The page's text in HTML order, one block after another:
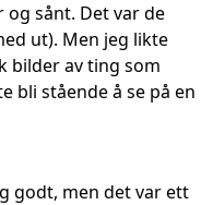
sånt. Det var de
ut). Men jeg likte
bilder av ting som
bli stående å se på en
godt, men det var ett